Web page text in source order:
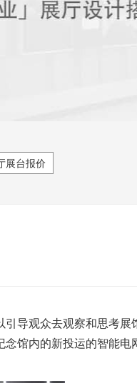
展台报价
导观众去观察和思考展
馆内的新投运的智能电